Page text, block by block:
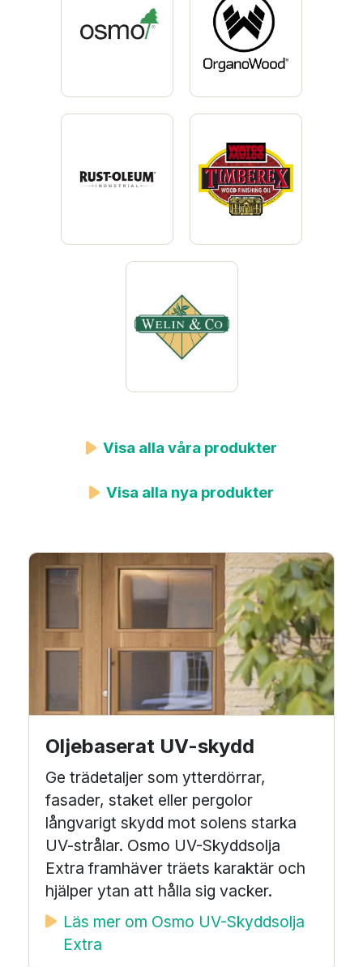
Visa alla våra produkter
Visa alla nya produkter
Image
Oljebaserat UV-skydd
Ge trädetaljer som ytterdörrar,
fasader, staket eller pergolor
långvarigt skydd mot solens starka
UV-strålar. Osmo UV-Skyddsolja
Extra framhäver träets karaktär och
hjälper ytan att hålla sig vacker.
Läs mer om Osmo UV-Skyddsolja
Extra